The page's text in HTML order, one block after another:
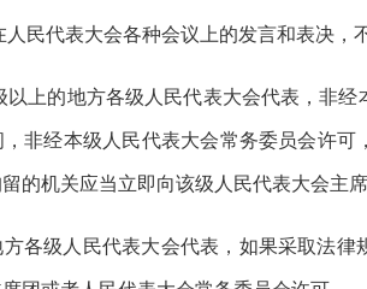
人民代表大会各种会议上的发言和表决，
上的地方各级人民代表大会代表，非
非经本级人民代表大会常务委员会许
的机关应当立即向该级人民代表大会主
各级人民代表大会代表，如果采取法